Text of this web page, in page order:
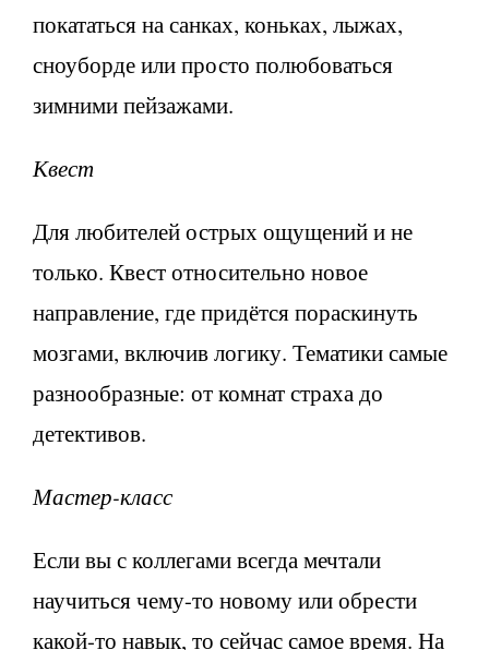
покататься на санках, коньках, лыжах,
сноуборде или просто полюбоваться
зимними пейзажами.
Квест
Для любителей острых ощущений и не
только. Квест относительно новое
направление, где придётся пораскинуть
мозгами, включив логику. Тематики самые
разнообразные: от комнат страха до
детективов.
Мастер-класс
Если вы с коллегами всегда мечтали
научиться чему-то новому или обрести
какой-то навык, то сейчас самое время. На